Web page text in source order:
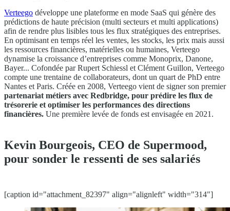
Verteego développe une plateforme en mode SaaS qui génère des
prédictions de haute précision (multi secteurs et multi applications)
afin de rendre plus lisibles tous les flux stratégiques des entreprises.
En optimisant en temps réel les ventes, les stocks, les prix mais aussi
les ressources financières, matérielles ou humaines, Verteego
dynamise la croissance d’entreprises comme Monoprix, Danone,
Bayer... Cofondée par Rupert Schiessl et Clément Guillon, Verteego
compte une trentaine de collaborateurs, dont un quart de PhD entre
Nantes et Paris. Créée en 2008, Verteego vient de signer son premier
partenariat métiers avec Redbridge, pour prédire les flux de
trésorerie et optimiser les performances des directions
financières. Une première levée de fonds est envisagée en 2021.
Kevin Bourgeois, CEO de Supermood,
pour sonder le ressenti de ses salariés
[caption id="attachment_82397" align="alignleft" width="314"]